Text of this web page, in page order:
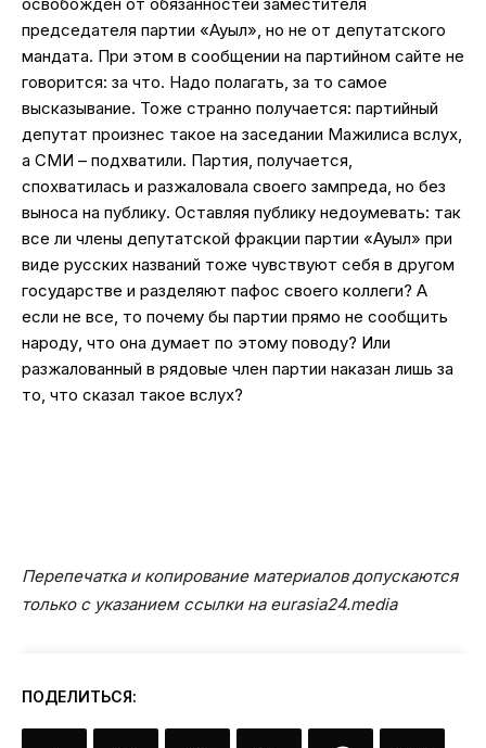
освобожден от обязанностей заместителя
председателя партии «Ауыл», но не от депутатского
мандата. При этом в сообщении на партийном сайте не
говорится: за что. Надо полагать, за то самое
высказывание. Тоже странно получается: партийный
депутат произнес такое на заседании Мажилиса вслух,
а СМИ – подхватили. Партия, получается,
спохватилась и разжаловала своего зампреда, но без
выноса на публику. Оставляя публику недоумевать: так
все ли члены депутатской фракции партии «Ауыл» при
виде русских названий тоже чувствуют себя в другом
государстве и разделяют пафос своего коллеги? А
если не все, то почему бы партии прямо не сообщить
народу, что она думает по этому поводу? Или
разжалованный в рядовые член партии наказан лишь за
то, что сказал такое вслух?
Перепечатка и копирование материалов допускаются
только с указанием ссылки на eurasia24.media
ПОДЕЛИТЬСЯ: